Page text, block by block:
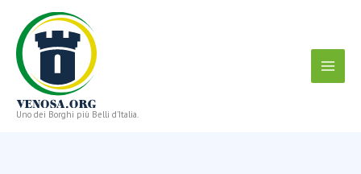
contenuto
Uno dei Borghi più Belli d'Italia.